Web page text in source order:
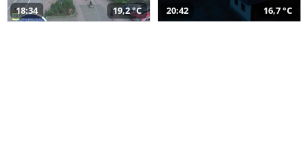
18:34 19,2 °C 20:42 16,7 °C